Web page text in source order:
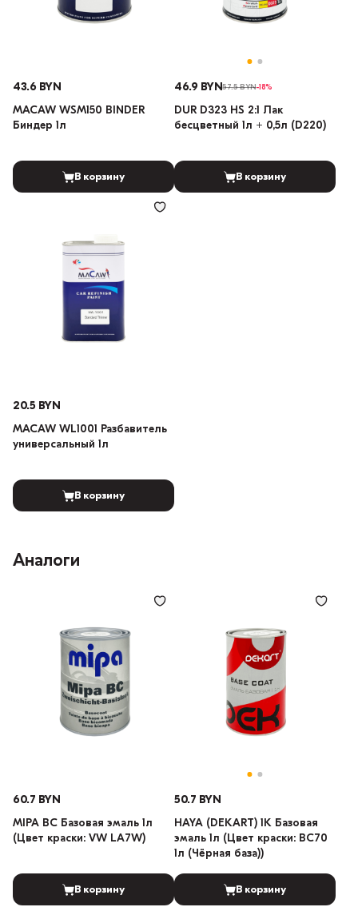
43.6 BYN
MACAW WSM150 BINDER
Биндер 1л
В корзину
46.9 BYN57.5 BYN-18%
DUR D323 HS 2:1 Лак
бесцветный 1л + 0,5л (D220)
В корзину
20.5 BYN
MACAW WL1001 Разбавитель
универсальный 1л
В корзину
Аналоги
60.7 BYN
MIPA BC Базовая эмаль 1л
(Цвет краски: VW LA7W)
В корзину
50.7 BYN
HAYA (DEKART) 1К Базовая
эмаль 1л (Цвет краски: BC70
1л (Чёрная база))
В корзину